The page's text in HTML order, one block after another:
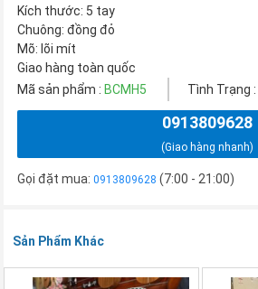
Kích thước: 5 tay
Chuông: đồng đỏ
Mõ: lõi mít
Giao hàng toàn quốc
Mã sản phẩm : BCMH5 Tình Trạng :
0913809628
(Giao hàng nhanh)
Gọi đặt mua:0913809628 (7:00 - 21:00)
Sản Phẩm Khác